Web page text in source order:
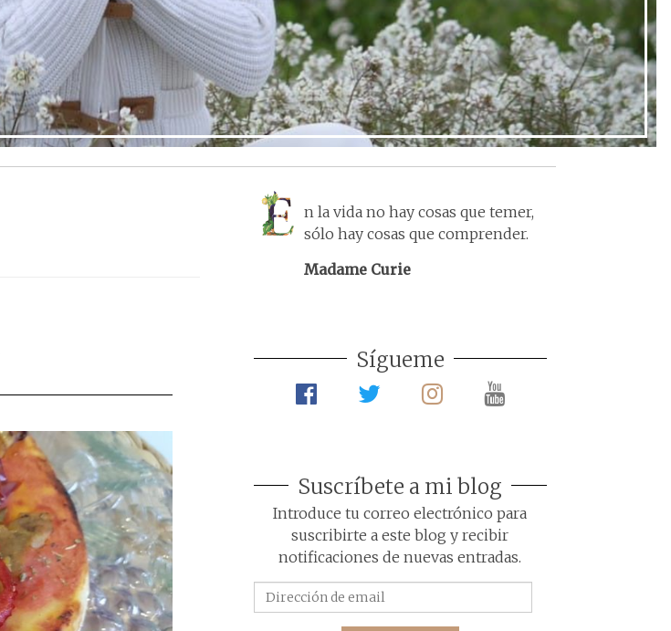
n la vida no hay cosas que temer,
sólo hay cosas que comprender.
Madame Curie
Sígueme
Suscríbete a mi blog
Introduce tu correo electrónico para
suscribirte a este blog y recibir
notificaciones de nuevas entradas.
de